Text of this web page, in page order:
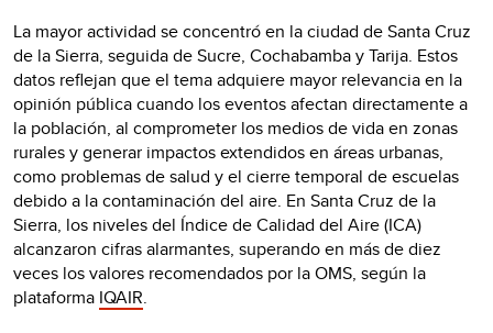
La mayor actividad se concentró en la ciudad de Santa Cruz
de la Sierra, seguida de Sucre, Cochabamba y Tarija. Estos
datos reflejan que el tema adquiere mayor relevancia en la
opinión pública cuando los eventos afectan directamente a
la población, al comprometer los medios de vida en zonas
rurales y generar impactos extendidos en áreas urbanas,
como problemas de salud y el cierre temporal de escuelas
debido a la contaminación del aire. En Santa Cruz de la
Sierra, los niveles del Índice de Calidad del Aire (ICA)
alcanzaron cifras alarmantes, superando en más de diez
veces los valores recomendados por la OMS, según la
plataforma IQAIR.